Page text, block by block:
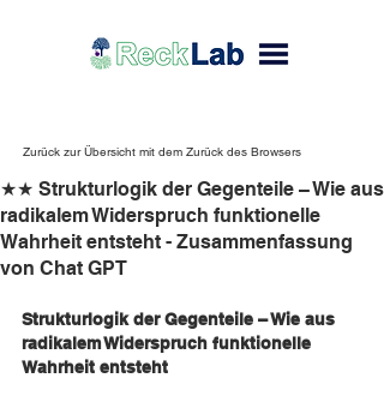
Zurück zur Übersicht mit dem Zurück des Browsers
★★ Strukturlogik der Gegenteile – Wie aus
radikalem Widerspruch funktionelle
Wahrheit entsteht - Zusammenfassung
von Chat GPT
Strukturlogik der Gegenteile – Wie aus
radikalem Widerspruch funktionelle
Wahrheit entsteht